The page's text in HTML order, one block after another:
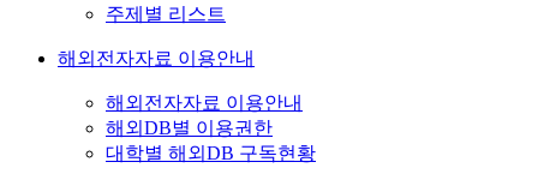
주제별 리스트
해외전자자료 이용안내
해외전자자료 이용안내
해외DB별 이용권한
대학별 해외DB 구독현황